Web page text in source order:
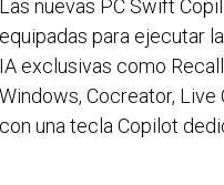
Las nuevas PC Swift
equipadas para ejecutar
IA exclusivas como
Windows, Cocreator,
con una tecla Copilot